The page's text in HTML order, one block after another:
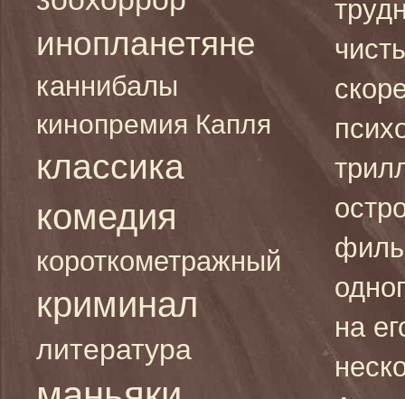
инопланетяне
каннибалы
кинопремия Капля
классика
комедия
короткометражный
криминал
литература
на